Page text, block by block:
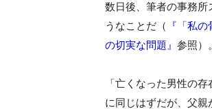
数日後、筆者の事務所
うなことだ（
『「私
の切実な問題』 参照）。
「亡くなった男性の
に同じはずだが、父